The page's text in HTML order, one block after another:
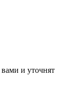
и уточнят